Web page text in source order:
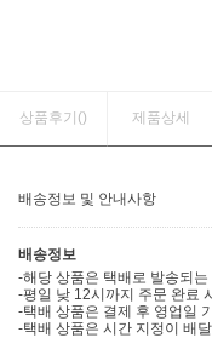
상품후기() 제품상세
배송정보 및 안내사항
배송정보
-해당 상품은 택배로 발송되는
-평일 낮 12시까지 주문 완료
-택배 상품은 결제 후 영업일
-택배 상품은 시간 지정이 배